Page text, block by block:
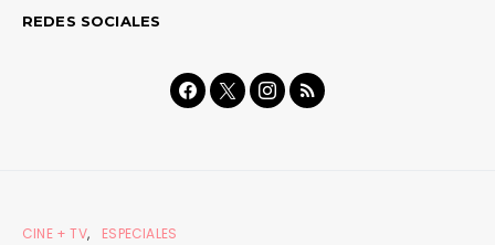
REDES SOCIALES
CINE + TV ESPECIALES